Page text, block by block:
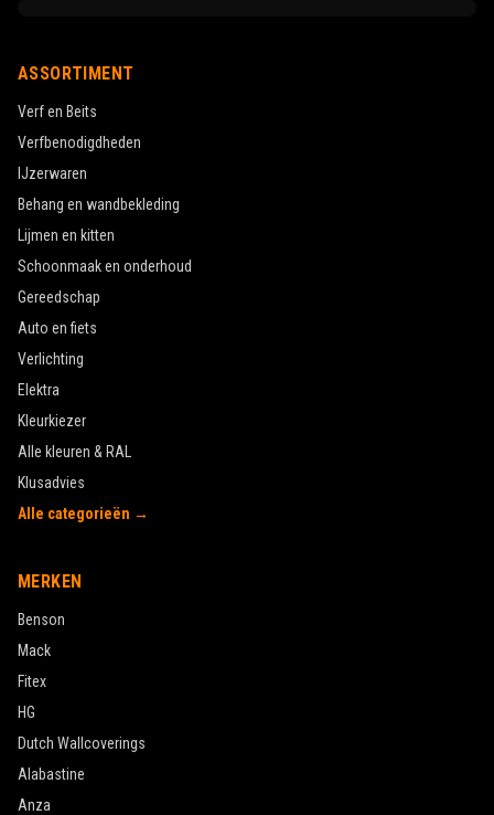
ASSORTIMENT
Verf en Beits
Verfbenodigdheden
IJzerwaren
Behang en wandbekleding
Lijmen en kitten
Schoonmaak en onderhoud
Gereedschap
Auto en fiets
Verlichting
Elektra
Kleurkiezer
Alle kleuren & RAL
Klusadvies
Alle categorieën →
MERKEN
Benson
Mack
Fitex
HG
Dutch Wallcoverings
Alabastine
Anza